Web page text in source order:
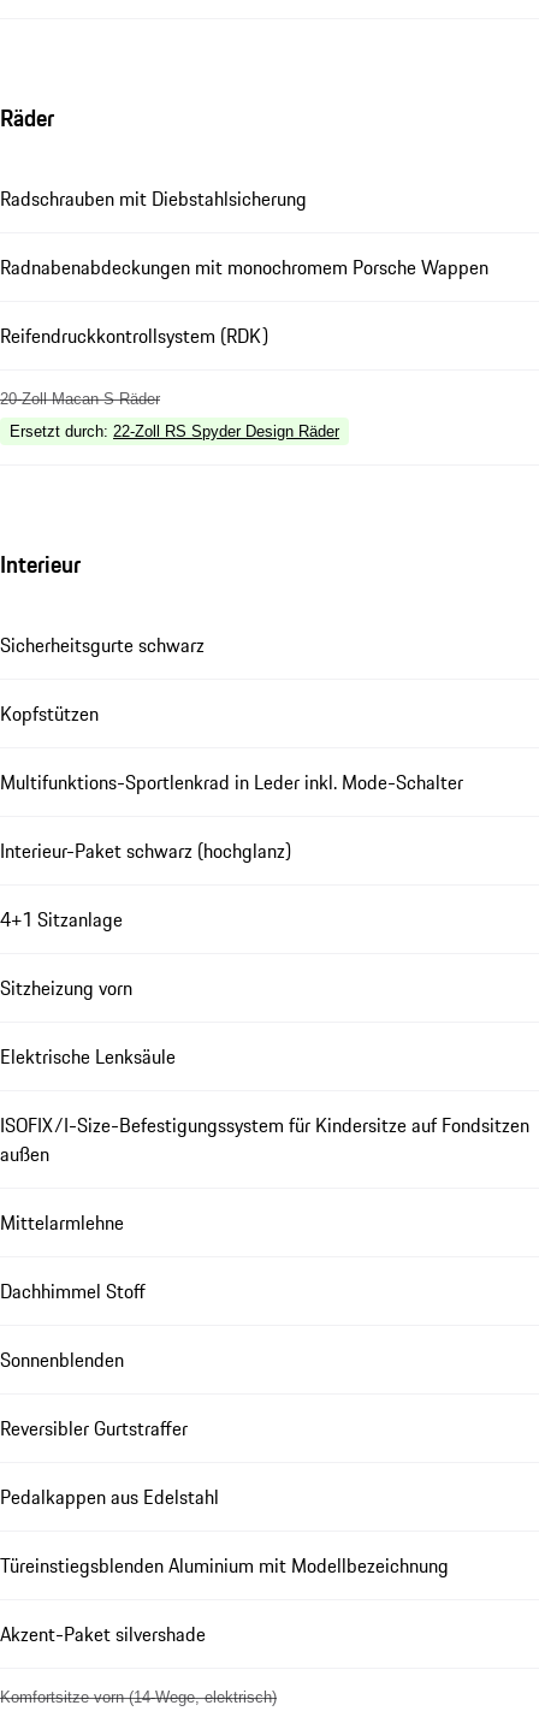
Räder
Radschrauben mit Diebstahlsicherung
Radnabenabdeckungen mit monochromem Porsche Wappen
Reifendruckkontrollsystem (RDK)
20-Zoll Macan S Räder
Ersetzt durch: 22-Zoll RS Spyder Design Räder
Interieur
Sicherheitsgurte schwarz
Kopfstützen
Multifunktions-Sportlenkrad in Leder inkl. Mode-Schalter
Interieur-Paket schwarz (hochglanz)
4+1 Sitzanlage
Sitzheizung vorn
Elektrische Lenksäule
ISOFIX/I-Size-Befestigungssystem für Kindersitze auf Fondsitzen
außen
Mittelarmlehne
Dachhimmel Stoff
Sonnenblenden
Reversibler Gurtstraffer
Pedalkappen aus Edelstahl
Türeinstiegsblenden Aluminium mit Modellbezeichnung
Akzent-Paket silvershade
Komfortsitze vorn (14-Wege, elektrisch)